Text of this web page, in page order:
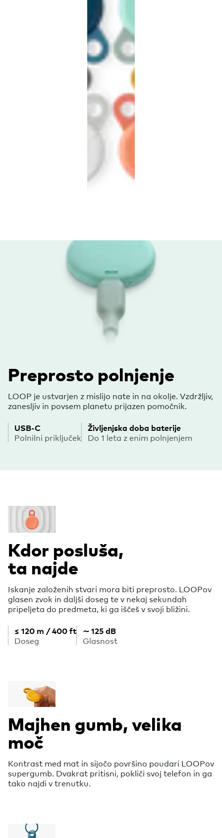
Preprosto polnjenje
LOOP je ustvarjen z mislijo nate in na okolje. Vzdržljiv,
zanesljiv in povsem planetu prijazen pomočnik.
USB-C
Polnilni priključek
Življenjska doba baterije
Do 1 leta z enim polnjenjem
Kdor posluša,
ta najde
Iskanje založenih stvari mora biti preprosto. LOOPov
glasen zvok in daljši doseg te v nekaj sekundah
pripeljeta do predmeta, ki ga iščeš v svoji bližini.
≤ 120 m / 400 ft
Doseg
∼ 125 dB
Glasnost
Majhen gumb, velika
moč
Kontrast med mat in sijočo površino poudari LOOPov
supergumb. Dvakrat pritisni, pokliči svoj telefon in ga
tako najdi v trenutku.